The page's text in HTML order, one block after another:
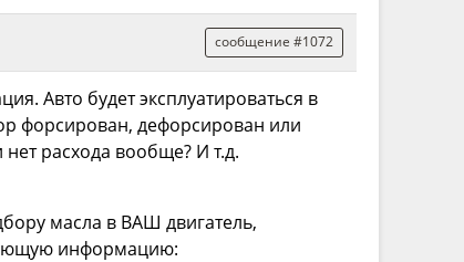
сообщение #1072
Авто будет эксплуатироваться в
форсирован, дефорсирован или
расхода вообще? И т.д.
масла в ВАШ двигатель,
информацию: